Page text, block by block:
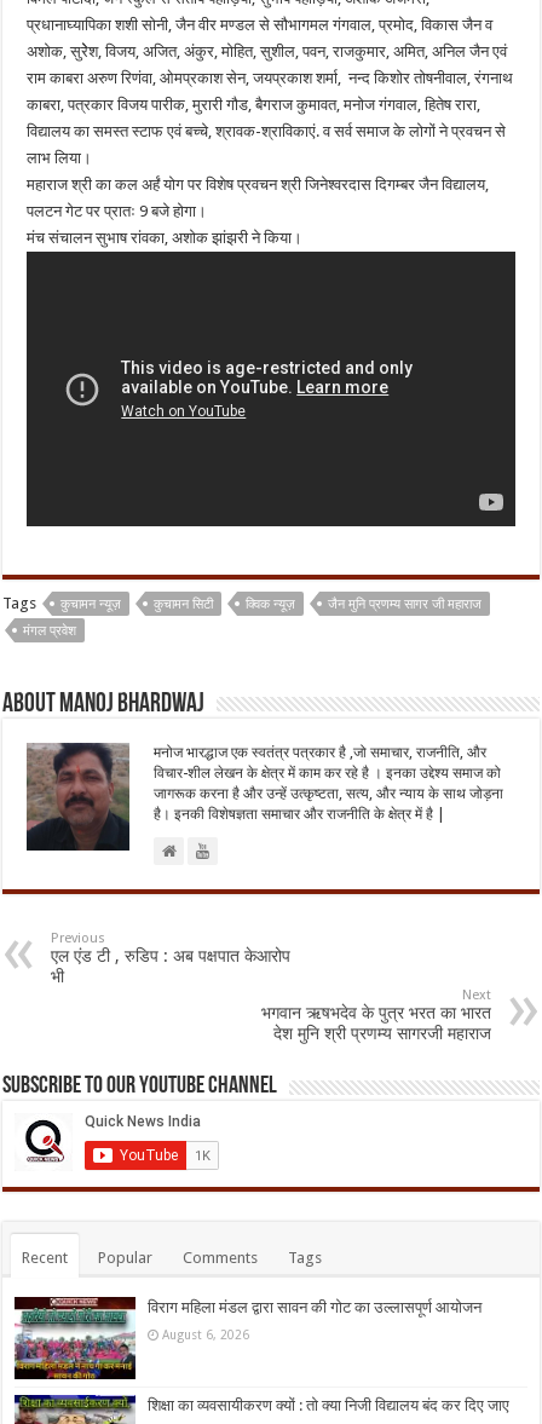
प्रधानाघ्यापिका शशी सोनी, जैन वीर मण्डल से सौभागमल गंगवाल, प्रमोद, विकास जैन व
अशोक, सुरेेश, विजय, अजित, अंकुर, मोहित, सुशील, पवन, राजकुमार, अमित, अनिल जैन एवं
राम काबरा अरुण रिणंवा, ओमप्रकाश सेन, जयप्रकाश शर्मा, नन्द किशोर तोषनीवाल, रंगनाथ
काबरा, पत्रकार विजय पारीक, मुरारी गौड, बैगराज कुमावत, मनोज गंगवाल, हितेष रारा,
विद्यालय का समस्त स्टाफ एवं बच्चे, श्रावक-श्राविकाएं. व सर्व समाज के लोगों ने प्रवचन से
लाभ लिया।
महाराज श्री का कल अर्हं योग पर विशेष प्रवचन श्री जिनेश्वरदास दिगम्बर जैन विद्यालय,
पलटन गेट पर प्रातः 9 बजे होगा।
मंच संचालन सुभाष रांवका, अशोक झांझरी ने किया।
Tags कुचामन न्यूज़ कुचामन सिटी क्विक न्यूज़
जैन मुनि प्रणम्य सागर जी महाराज
मंगल प्रवेश
About Manoj Bhardwaj
मनोज भारद्धाज एक स्वतंत्र पत्रकार है ,जो समाचार, राजनीति, और
विचार-शील लेखन के क्षेत्र में काम कर रहे है । इनका उद्देश्य समाज को
जागरूक करना है और उन्हें उत्कृष्टता, सत्य, और न्याय के साथ जोड़ना
है। इनकी विशेषज्ञता समाचार और राजनीति के क्षेत्र में है |
Previous
एल एंड टी , रुडिप : अब पक्षपात केआरोप
भी
Next
भगवान ऋषभदेव के पुत्र भरत का भारत
देश मुनि श्री प्रणम्य सागरजी महाराज
Subscribe to our Youtube Channel
Recent Popular Comments Tags
विराग महिला मंडल द्वारा सावन की गोट का उल्लासपूर्ण आयोजन
August 6, 2026
शिक्षा का व्यवसायीकरण क्यों : तो क्या निजी विद्यालय बंद कर दिए जाए